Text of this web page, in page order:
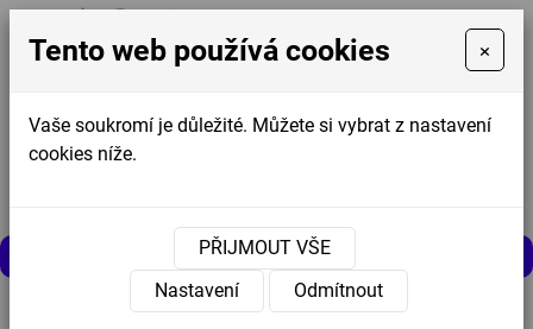
MENU
Úvodní stránka » Nabídka » Nápoje »
Tento web používá cookies ×
Vaše soukromí je důležité. Můžete si vybrat z nastavení
cookies níže.
PŘIJMOUT VŠE
Nastavení
Odmítnout